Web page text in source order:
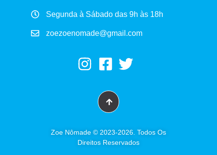
Segunda à Sábado das 9h às 18h
zoezoenomade@gmail.com
Zoe Nômade © 2023-2026. Todos Os
Direitos Reservados